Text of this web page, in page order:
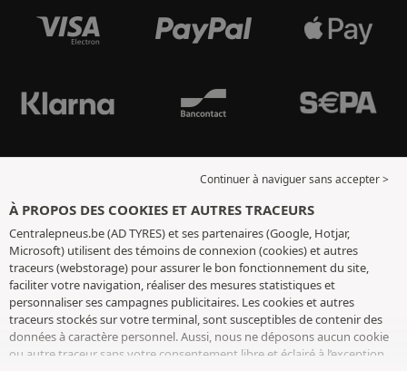
Continuer à naviguer sans accepter >
À PROPOS DES COOKIES ET AUTRES TRACEURS
Centralepneus.be (AD TYRES) et ses partenaires (Google, Hotjar,
Microsoft) utilisent des témoins de connexion (cookies) et autres
traceurs (webstorage) pour assurer le bon fonctionnement du site,
faciliter votre navigation, réaliser des mesures statistiques et
personnaliser ses campagnes publicitaires. Les cookies et autres
traceurs stockés sur votre terminal, sont susceptibles de contenir des
données à caractère personnel. Aussi, nous ne déposons aucun cookie
ou autre traceur sans votre consentement libre et éclairé à l’exception